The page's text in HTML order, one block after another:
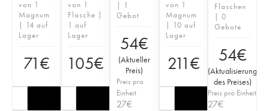
von 1
Magnum
| 14 auf
Lager
71€
von 1
Flasche |
1 auf
Lager
105€
| 1
Gebot
54€
(Aktueller
Preis)
Preis pro
Einheit
27€
von 1
Magnum
| 10 auf
Lager
211€
Flaschen
| 0
Gebote
54€
(Aktualisierung
des Preises)
Preis pro Einheit
27€